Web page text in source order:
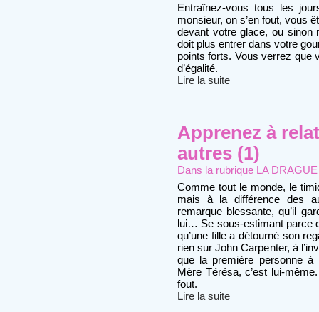
Entraînez-vous tous les
monsieur, on s’en fout, vous
devant votre glace, ou sinon
doit plus entrer dans votre
points forts. Vous verrez que
d’égalité.
Lire la suite
Apprenez à
autres (1)
Dans la rubrique LA
Comme tout le monde, le
mais à la différence des
remarque blessante, qu’il
lui… Se sous-estimant parce
qu’une fille a détourné son
rien sur John Carpenter, à
que la première personne à
Mère Térésa, c’est lui-
fout.
Lire la suite